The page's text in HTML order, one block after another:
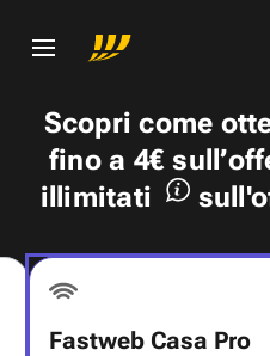
Scopri come
fino a 4€
illimitati
Fastweb Casa Pro